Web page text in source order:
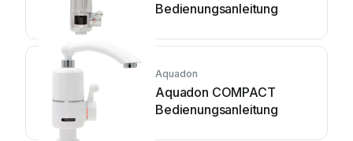
Bedienungsanleitung
Aquadon
Aquadon COMPACT
Bedienungsanleitung